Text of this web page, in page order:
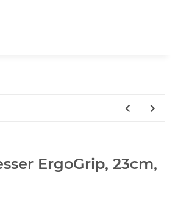
ErgoGrip, 23cm,